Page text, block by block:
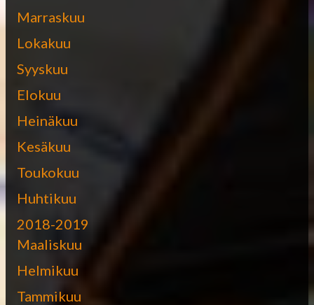
Marraskuu
Lokakuu
Syyskuu
Elokuu
Heinäkuu
Kesäkuu
Toukokuu
Huhtikuu
2018-2019
Maaliskuu
Helmikuu
Tammikuu